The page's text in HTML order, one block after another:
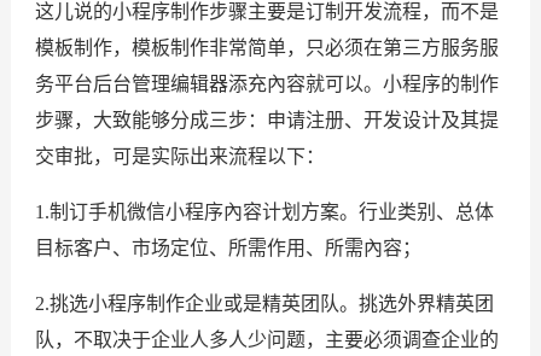
这儿说的小程序制作步骤主要是订制开发流程，而不是
模板制作，模板制作非常简单，只必须在第三方服务服
务平台后台管理编辑器添充內容就可以。小程序的制作
步骤，大致能够分成三步：申请注册、开发设计及其提
交审批，可是实际出来流程以下：
1.制订手机微信小程序內容计划方案。行业类别、总体
目标客户、市场定位、所需作用、所需內容；
2.挑选小程序制作企业或是精英团队。挑选外界精英团
队，不取决于企业人多人少问题，主要必须调查企业的